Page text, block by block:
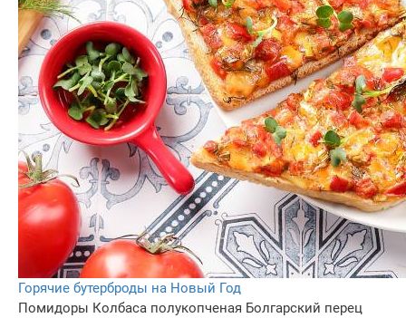
Горячие бутерброды на Новый Год
Помидоры Колбаса полукопченая Болгарский перец